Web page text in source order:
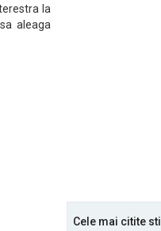
la
aleaga
Cele mai citite